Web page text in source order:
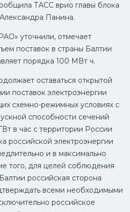
ТАСС врио главы блока
Панина.
уточнили, отмечает
поставок в страны Балтии
порядка 100 МВт ч.
оставаться открытой
поставок электроэнергии
схемно-режимных условиях с
способности сечений
в час с территории России
российской электроэнергии
и в максимально
того, для целей соблюдения
российская сторона
всеми необходимыми
российское